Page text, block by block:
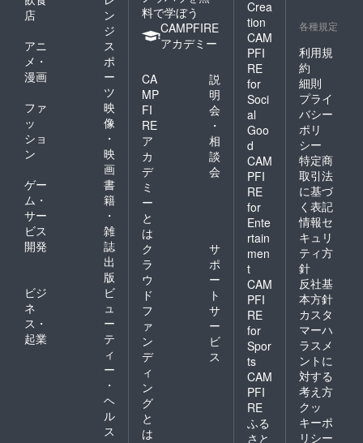
店
ン
ジ
アニ
メ・
漫画
ス
ポ
ー
ツ
ファ
ッ
ショ
ン
映
像
・
映
画
ゲー
ム・
サー
ビス
開発
書
籍
・
雑
誌
出
版
ビジ
ネ
ス・
起業
ビ
ュ
ー
テ
ィ
ー
・
ヘ
ル
ス
料で学ぼう
CAMPFIRE
アカデミー
CA
MP
FI
RE
ア
カ
デ
ミ
ー
と
は
説
明
会
・
相
談
会
ク
ラ
ウ
ド
フ
ァ
ン
デ
ィ
ン
グ
と
は
サ
ポ
ー
ト
サ
ー
ビ
ス
Crea
tion
CAM
PFI
RE
for
Soci
al
Goo
d
CAM
PFI
RE
for
Ente
rtain
men
t
CAM
PFI
RE
for
Spor
ts
CAM
PFI
RE
ふる
さと
各種規定
利用規
約
細則
プライ
バシー
ポリ
シー
特定商
取引法
に基づ
く表記
情報セ
キュリ
ティ方
針
反社基
本方針
カスタ
マーハ
ラスメ
ントに
対する
考え方
クッ
キーポ
リシー